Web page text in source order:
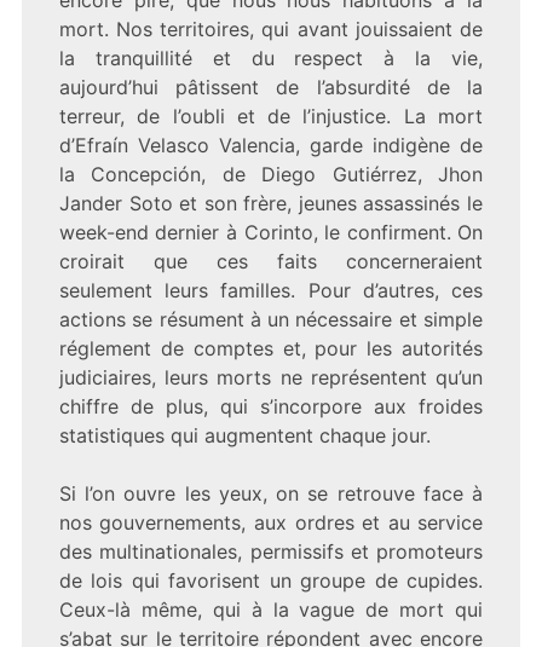
mort. Nos territoires, qui avant jouissaient de
la tranquillité et du respect à la vie,
aujourd’hui pâtissent de l’absurdité de la
terreur, de l’oubli et de l’injustice. La mort
d’Efraín Velasco Valencia, garde indigène de
la Concepción, de Diego Gutiérrez, Jhon
Jander Soto et son frère, jeunes assassinés le
week-end dernier à Corinto, le confirment. On
croirait que ces faits concerneraient
seulement leurs familles. Pour d’autres, ces
actions se résument à un nécessaire et simple
réglement de comptes et, pour les autorités
judiciaires, leurs morts ne représentent qu’un
chiffre de plus, qui s’incorpore aux froides
statistiques qui augmentent chaque jour.
Si l’on ouvre les yeux, on se retrouve face à
nos gouvernements, aux ordres et au service
des multinationales, permissifs et promoteurs
de lois qui favorisent un groupe de cupides.
Ceux-là même, qui à la vague de mort qui
s’abat sur le territoire répondent avec encore